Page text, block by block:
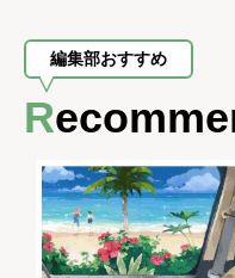
編集部おすすめ